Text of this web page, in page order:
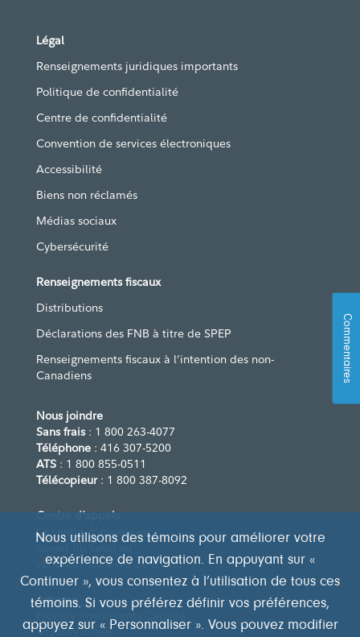
Légal
Renseignements juridiques importants
Politique de confidentialité
Centre de confidentialité
Convention de services électroniques
Accessibilité
Biens non réclamés
Médias sociaux
Cybersécurité
Renseignements fiscaux
Distributions
Déclarations des FNB à titre de SPEP
Renseignements fiscaux à l’intention des non-
Canadiens
Nous joindre
Sans frais: 1 800 263-4077
Téléphone : 416 307-5200
ATS : 1 800 855-0511
Télécopieur: 1 800 387-8092
Centre d’appels
Le centre d’appels est
vendredi, de 8 h à 20 h (HE)
Adresse
Fidelity Investments Canada
483 Bay Street
Nous utilisons des témoins pour améliorer votre
expérience de navigation. En appuyant sur «
Continuer », vous consentez à l’utilisation de tous ces
témoins. Si vous préférez définir vos préférences,
appuyez sur « Personnaliser ». Vous pouvez modifier
Commentaires